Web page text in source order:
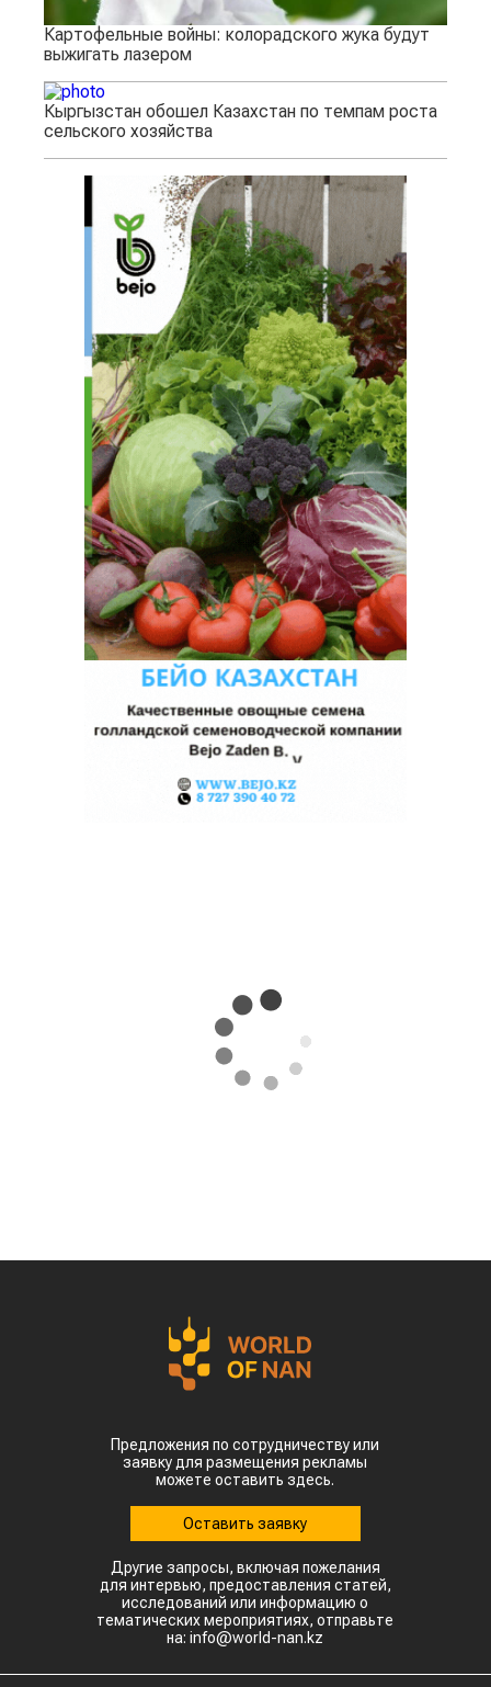
Картофельные войны: колорадского жука будут
выжигать лазером
Кыргызстан обошел Казахстан по темпам роста
сельского хозяйства
Предложения по сотрудничеству или
заявку для размещения рекламы
можете оставить здесь.
Оставить заявку
Другие запросы, включая пожелания
для интервью, предоставления статей,
исследований или информацию о
тематических мероприятиях, отправьте
на: info@world-nan.kz